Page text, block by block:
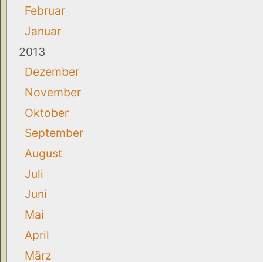
Februar
Januar
2013
Dezember
November
Oktober
September
August
Juli
Juni
Mai
April
März